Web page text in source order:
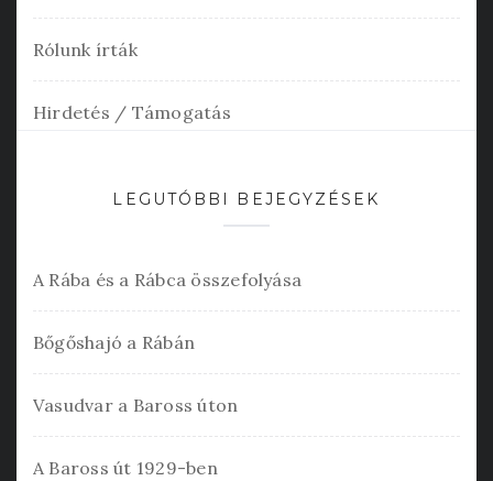
Rólunk írták
Hirdetés / Támogatás
LEGUTÓBBI BEJEGYZÉSEK
A Rába és a Rábca összefolyása
Bőgőshajó a Rábán
Vasudvar a Baross úton
A Baross út 1929-ben